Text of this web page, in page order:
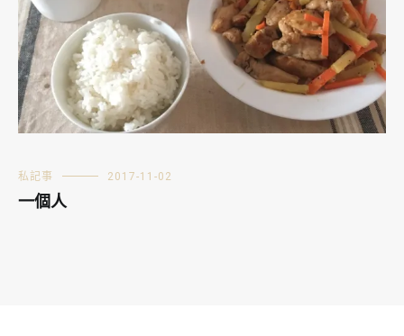
私記事 2017-11-02
一個人